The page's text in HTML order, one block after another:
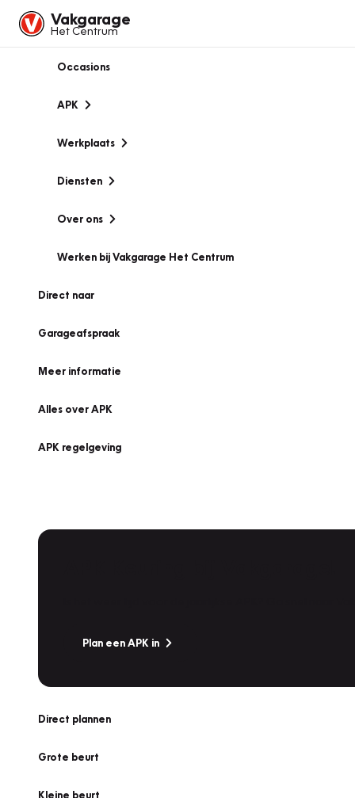
Vakgarage
Het Centrum
Occasions
APK
Werkplaats
Diensten
Over ons
Werken bij Vakgarage Het Centrum
Direct naar
Garageafspraak
Meer informatie
Alles over APK
APK regelgeving
Plan een APK in
Direct plannen
Grote beurt
Kleine beurt